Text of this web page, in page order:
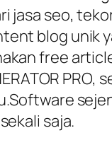
jasa seo,
blog unik
free
saja.